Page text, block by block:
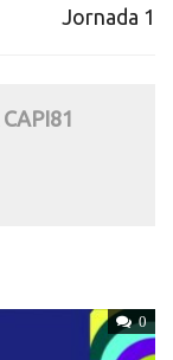
Jornada 1
CAPI81
0